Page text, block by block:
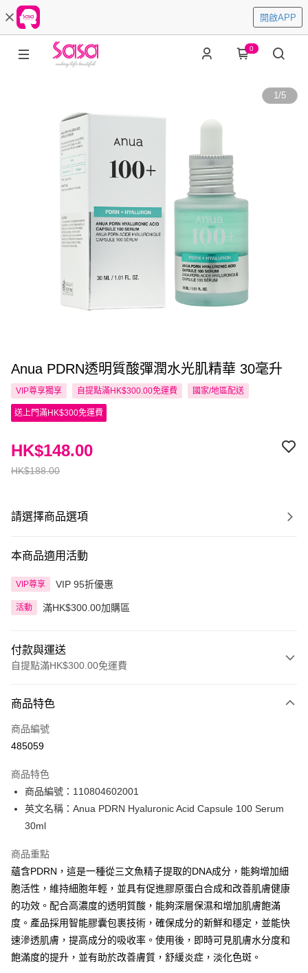
開啟APP
0
1/5
Anua PDRN透明質酸彈潤水光肌精華 30毫升
VIP尊享獨享 自提點滿HK$300.00免運費 國家/地區配送
送上門滿HK$300免運費
HK$188.00
HK$148.00
請選擇商品選項
本商品適用活動
VIP尊享 VIP 95折優惠
活動 滿HK$300.00加購區
付款與運送
自提點滿HK$300.00免運費
信用卡
Apple Pay
PayMe
WeChat Pay
送貨方式
順豐自助櫃 - 確認發貨後1-3個工作天送達
每筆HK$65.00，滿HK$300.00或以上免運費
順豐站及營業點 - 確認發貨後1-3個工作天送達
每筆HK$65.00，滿HK$300.00或以上免運費
商品特色
商品編號
485059
商品特色
商品編號：110804602001
英文名稱：Anua PDRN Hyaluronic Acid Capsule 100 Serum
30ml
商品重點
蘊含PDRN，這是一種從三文魚精子提取的DNA成分，能夠增加細
胞活性，維持細胞年輕，並具有促進膠原蛋白合成和改善肌膚健康
的功效。配合高濃度的透明質酸，能夠深層保濕和增加肌膚飽滿
度。產品採用智能膠囊包裹技術，確保成分的新鮮和穩定，並能快
速滲透肌膚，提高成分的吸收率。使用後，即時可見肌膚水分度和
飽滿度的提升，並有助於改善膚質，舒緩炎症，淡化色斑。